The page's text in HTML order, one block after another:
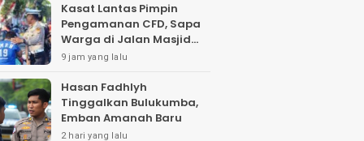
Kasat Lantas Pimpin
Pengamanan CFD, Sapa
Warga di Jalan Masjid
Raya
9 jam yang lalu
Hasan Fadhlyh
Tinggalkan Bulukumba,
Emban Amanah Baru
2 hari yang lalu